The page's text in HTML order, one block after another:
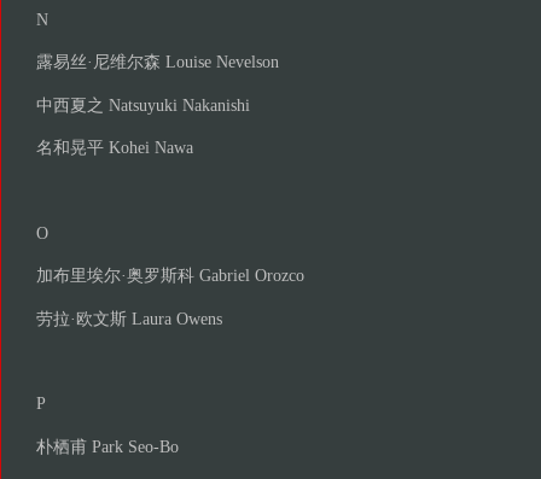
N
露易丝·尼维尔森 Louise Nevelson
中西夏之 Natsuyuki Nakanishi
名和晃平 Kohei Nawa
O
加布里埃尔·奥罗斯科 Gabriel Orozco
劳拉·欧文斯 Laura Owens
P
朴栖甫 Park Seo-Bo